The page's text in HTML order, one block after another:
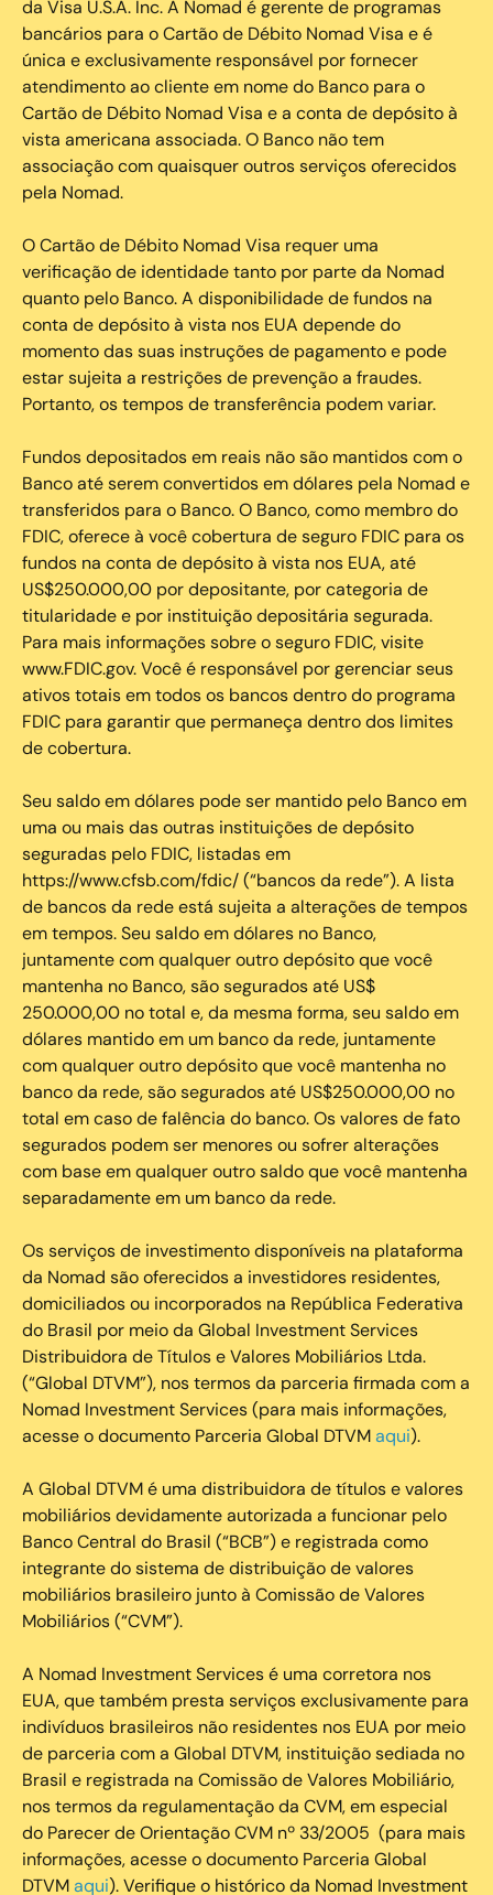
da Visa U.S.A. Inc. A Nomad é gerente de programas
bancários para o Cartão de Débito Nomad Visa e é
única e exclusivamente responsável por fornecer
atendimento ao cliente em nome do Banco para o
Cartão de Débito Nomad Visa e a conta de depósito à
vista americana associada. O Banco não tem
associação com quaisquer outros serviços oferecidos
pela Nomad.
O Cartão de Débito Nomad Visa requer uma
verificação de identidade tanto por parte da Nomad
quanto pelo Banco. A disponibilidade de fundos na
conta de depósito à vista nos EUA depende do
momento das suas instruções de pagamento e pode
estar sujeita a restrições de prevenção a fraudes.
Portanto, os tempos de transferência podem variar.
Fundos depositados em reais não são mantidos com o
Banco até serem convertidos em dólares pela Nomad e
transferidos para o Banco. O Banco, como membro do
FDIC, oferece à você cobertura de seguro FDIC para os
fundos na conta de depósito à vista nos EUA, até
US$250.000,00 por depositante, por categoria de
titularidade e por instituição depositária segurada.
Para mais informações sobre o seguro FDIC, visite
www.FDIC.gov. Você é responsável por gerenciar seus
ativos totais em todos os bancos dentro do programa
FDIC para garantir que permaneça dentro dos limites
de cobertura.
Seu saldo em dólares pode ser mantido pelo Banco em
uma ou mais das outras instituições de depósito
seguradas pelo FDIC, listadas em
https://www.cfsb.com/fdic/ (“bancos da rede”). A lista
de bancos da rede está sujeita a alterações de tempos
em tempos. Seu saldo em dólares no Banco,
juntamente com qualquer outro depósito que você
mantenha no Banco, são segurados até US$
250.000,00 no total e, da mesma forma, seu saldo em
dólares mantido em um banco da rede, juntamente
com qualquer outro depósito que você mantenha no
banco da rede, são segurados até US$250.000,00 no
total em caso de falência do banco. Os valores de fato
segurados podem ser menores ou sofrer alterações
com base em qualquer outro saldo que você mantenha
separadamente em um banco da rede.
Os serviços de investimento disponíveis na plataforma
da Nomad são oferecidos a investidores residentes,
domiciliados ou incorporados na República Federativa
do Brasil por meio da Global Investment Services
Distribuidora de Títulos e Valores Mobiliários Ltda.
(“Global DTVM”), nos termos da parceria firmada com a
Nomad Investment Services (para mais informações,
acesse o documento Parceria Global DTVMaqui).
A Global DTVM é uma distribuidora de títulos e valores
mobiliários devidamente autorizada a funcionar pelo
Banco Central do Brasil (“BCB”) e registrada como
integrante do sistema de distribuição de valores
mobiliários brasileiro junto à Comissão de Valores
Mobiliários (“CVM”).
‍A Nomad Investment Services é uma corretora nos
EUA, que também presta serviços exclusivamente para
indivíduos brasileiros não residentes nos EUA por meio
de parceria com a Global DTVM, instituição sediada no
Brasil e registrada na Comissão de Valores Mobiliário,
nos termos da regulamentação da CVM, em especial
do Parecer de Orientação CVM nº 33/2005 (para mais
informações, acesse o documento Parceria Global
DTVMaqui). Verifique o histórico da Nomad Investment